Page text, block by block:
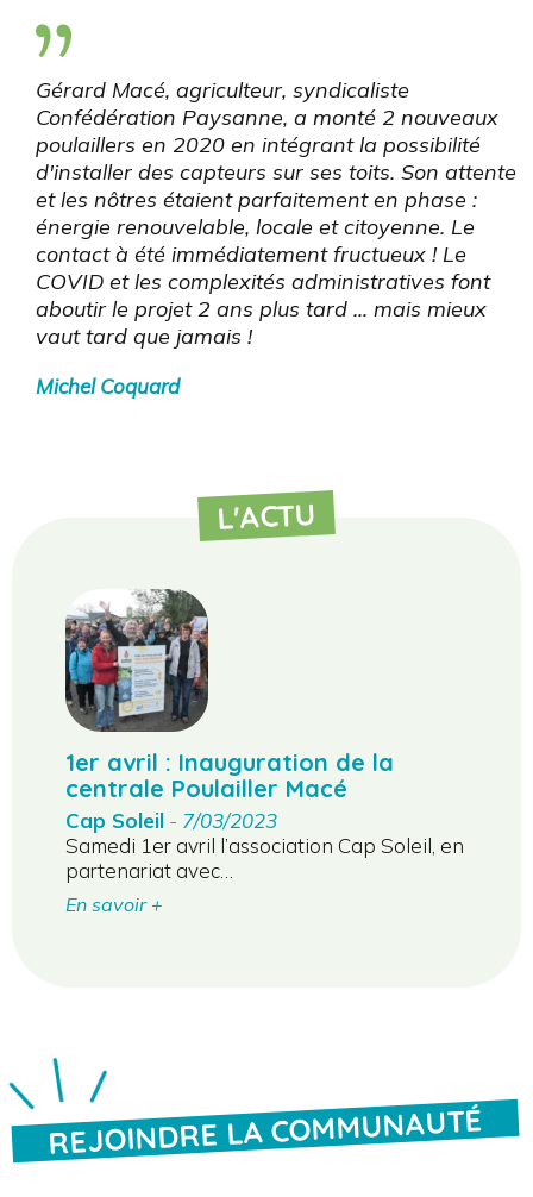
Gérard Macé, agriculteur, syndicaliste
Confédération Paysanne, a monté 2 nouveaux
poulaillers en 2020 en intégrant la possibilité
d'installer des capteurs sur ses toits. Son attente
et les nôtres étaient parfaitement en phase :
énergie renouvelable, locale et citoyenne. Le
contact à été immédiatement fructueux ! Le
COVID et les complexités administratives font
aboutir le projet 2 ans plus tard ... mais mieux
vaut tard que jamais !
Michel Coquard
L'ACTU
1er avril : Inauguration de la
centrale Poulailler Macé
Cap Soleil - 7/03/2023
Samedi 1er avril l’association Cap Soleil, en
partenariat avec…
En savoir +
REJOINDRE LA COMMUNAUTÉ